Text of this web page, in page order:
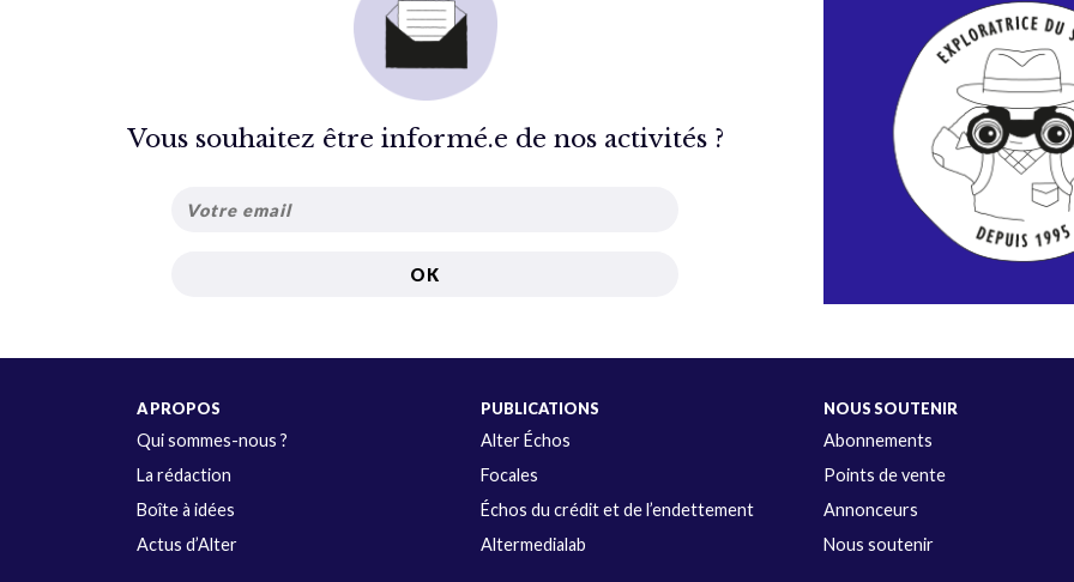
Vous souhaitez être informé.e de nos activités ?
A PROPOS
Qui sommes-nous ?
La rédaction
Boîte à idées
Actus d’Alter
PUBLICATIONS
Alter Échos
Focales
Échos du crédit et de l’endettement
Altermedialab
NOUS SOUTENIR
Abonnements
Points de vente
Annonceurs
Nous soutenir